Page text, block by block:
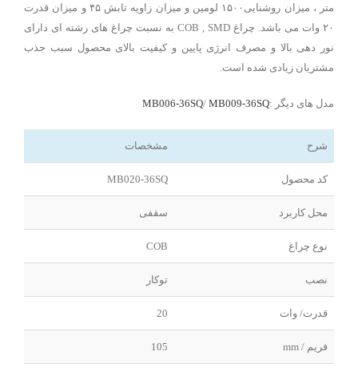
متر ، میزان روشنایی۱۵۰۰ لومین و میزان زاویه تابش ۴۵ و میزان قدرت
۲۰ وات می باشد. چراغ COB , SMD به نسبت چراغ های رشته ای دارای
نور دهی بالا و مصرف انرژی پایین و کیفیت بالای محصول سبب جذب
مشتریان زیادی شده است.
مدل های دیگر : MB006-36SQ/ MB009-36SQ
شرح مشخصات
کد محصول MB020-36SQ
محل کاربرد سقفی
نوع چراغ COB
نصب توکار
قدرت/ وات 20
فریم / mm 105